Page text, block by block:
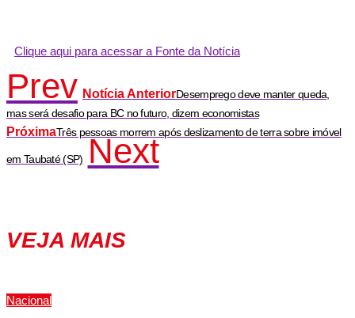
Clique aqui para acessar a Fonte da Notícia
Prev Notícia AnteriorDesemprego deve manter queda,
mas será desafio para BC no futuro, dizem economistas
PróximaTrês pessoas morrem após deslizamento de terra sobre imóvel
em Taubaté (SP) Next
VEJA MAIS
Nacional